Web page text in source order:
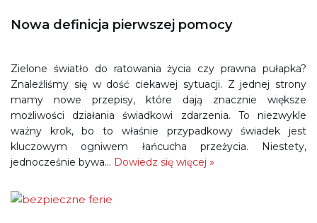
Nowa definicja pierwszej pomocy
Zielone światło do ratowania życia czy prawna pułapka?
Znaleźliśmy się w dość ciekawej sytuacji. Z jednej strony
mamy nowe przepisy, które dają znacznie większe
możliwości działania świadkowi zdarzenia. To niezwykle
ważny krok, bo to właśnie przypadkowy świadek jest
kluczowym ogniwem łańcucha przeżycia. Niestety,
jednocześnie bywa… Dowiedz się więcej »